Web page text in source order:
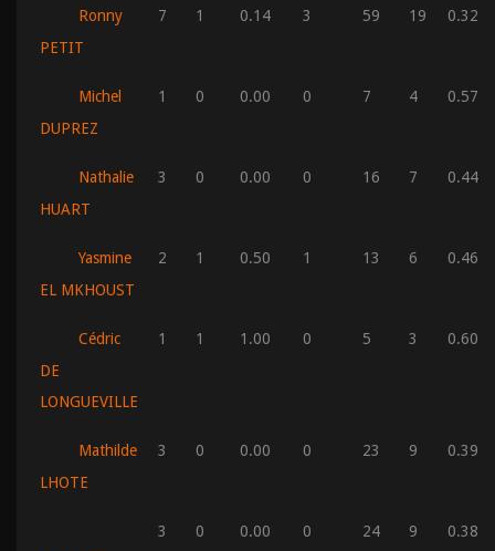
Ronny
PETIT
7 1 0.14 3 59 19 0.32
Michel
DUPREZ
1 0 0.00 0 7 4 0.57
Nathalie
HUART
3 0 0.00 0 16 7 0.44
Yasmine
EL MKHOUST
2 1 0.50 1 13 6 0.46
Cédric
DE
LONGUEVILLE
1 1 1.00 0 5 3 0.60
Mathilde
LHOTE
3 0 0.00 0 23 9 0.39
3 0 0.00 0 24 9 0.38